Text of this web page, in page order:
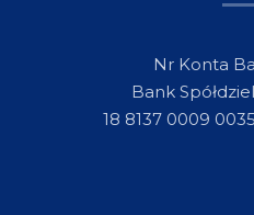
Nr Konta
Bank
18 8137 0009